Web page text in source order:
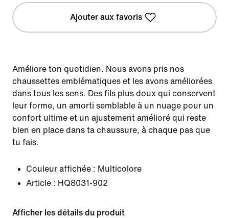
Ajouter aux favoris
Améliore ton quotidien. Nous avons pris nos
chaussettes emblématiques et les avons améliorées
dans tous les sens. Des fils plus doux qui conservent
leur forme, un amorti semblable à un nuage pour un
confort ultime et un ajustement amélioré qui reste
bien en place dans ta chaussure, à chaque pas que
tu fais.
Couleur affichée : Multicolore
Article : HQ8031-902
Afficher les détails du produit